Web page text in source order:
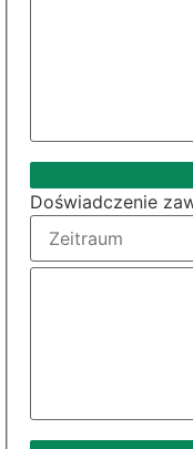
Doświadczenie